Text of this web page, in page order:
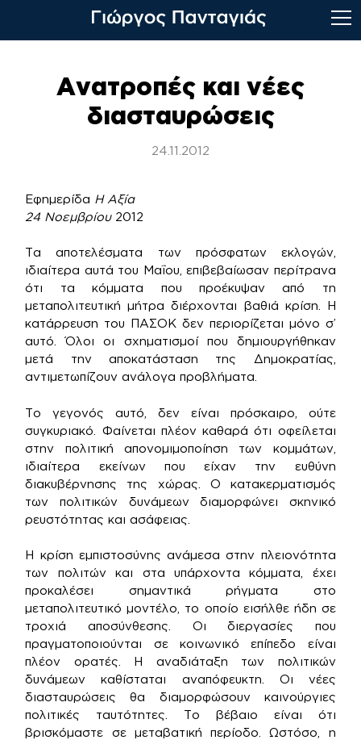
Ανατροπές και νέες
διασταυρώσεις
24.11.2012
Εφημερίδα Η Αξία
24 Νοεμβρίου 2012
Τα αποτελέσματα των πρόσφατων εκλογών,
ιδιαίτερα αυτά του Μαΐου, επιβεβαίωσαν περίτρανα
ότι τα κόμματα που προέκυψαν από τη
μεταπολιτευτική μήτρα διέρχονται βαθιά κρίση. Η
κατάρρευση του ΠΑΣΟΚ δεν περιορίζεται μόνο σ’
αυτό. Όλοι οι σχηματισμοί που δημιουργήθηκαν
μετά την αποκατάσταση της Δημοκρατίας,
αντιμετωπίζουν ανάλογα προβλήματα.
Το γεγονός αυτό, δεν είναι πρόσκαιρο, ούτε
συγκυριακό. Φαίνεται πλέον καθαρά ότι οφείλεται
στην πολιτική απονομιμοποίηση των κομμάτων,
ιδιαίτερα εκείνων που είχαν την ευθύνη
διακυβέρνησης της χώρας. Ο κατακερματισμός
των πολιτικών δυνάμεων διαμορφώνει σκηνικό
ρευστότητας και ασάφειας.
Η κρίση εμπιστοσύνης ανάμεσα στην πλειονότητα
των πολιτών και στα υπάρχοντα κόμματα, έχει
προκαλέσει σημαντικά ρήγματα στο
μεταπολιτευτικό μοντέλο, το οποίο εισήλθε ήδη σε
τροχιά αποσύνθεσης. Οι διεργασίες που
πραγματοποιούνται σε κοινωνικό επίπεδο είναι
πλέον ορατές. Η αναδιάταξη των πολιτικών
δυνάμεων καθίσταται αναπόφευκτη. Οι νέες
διασταυρώσεις θα διαμορφώσουν καινούργιες
πολιτικές ταυτότητες. Το βέβαιο είναι ότι
βρισκόμαστε σε μεταβατική περίοδο. Ωστόσο, η